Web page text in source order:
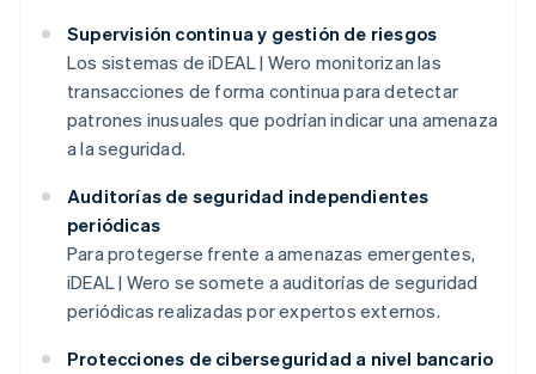
Supervisión continua y gestión de riesgos
Los sistemas de iDEAL | Wero monitorizan las
transacciones de forma continua para detectar
patrones inusuales que podrían indicar una amenaza
a la seguridad.
Auditorías de seguridad independientes
periódicas
Para protegerse frente a amenazas emergentes,
iDEAL | Wero se somete a auditorías de seguridad
periódicas realizadas por expertos externos.
Protecciones de ciberseguridad a nivel bancario